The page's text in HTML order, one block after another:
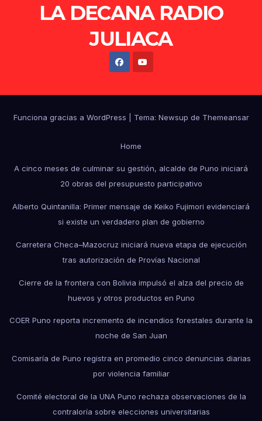
LA DECANA RADIO
JULIACA
Funciona gracias a WordPress Tema: Newsup de Themeansar
Home
A cinco meses de culminar su gestión, alcalde de Puno iniciará
20 obras del presupuesto participativo
Alberto Quintanilla: Primer mensaje de Keiko Fujimori evidenciará
si existe un verdadero plan de gobierno
Carretera Checa–Mazocruz iniciará nueva etapa de ejecución
tras autorización de Provías Nacional
Cierre de la frontera con Bolivia impulsó el alza del precio de
huevos y otros productos en Puno
COER Puno reporta incremento de incendios forestales durante la
noche de San Juan
Comisaría de Puno registra en promedio cinco denuncias diarias
por violencia familiar
Comité electoral de la UNA Puno rechaza observaciones de la
contraloría sobre elecciones universitarias